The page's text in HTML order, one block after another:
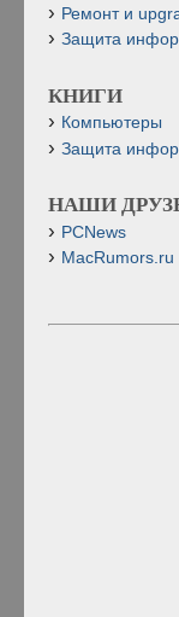
Ремонт и
Защита
КНИГИ
Компьютеры
Защита
НАШИ
PCNews
MacRumors.ru